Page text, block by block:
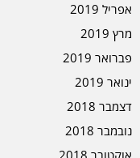
אפריל 2019
מרץ 2019
פברואר 2019
ינואר 2019
דצמבר 2018
נובמבר 2018